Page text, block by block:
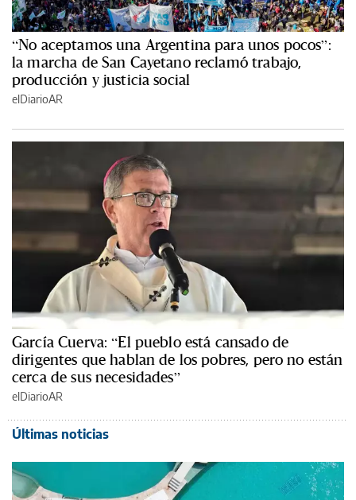
“No aceptamos una Argentina para unos pocos”:
la marcha de San Cayetano reclamó trabajo,
producción y justicia social
elDiarioAR
García Cuerva: “El pueblo está cansado de
dirigentes que hablan de los pobres, pero no están
cerca de sus necesidades”
elDiarioAR
Últimas noticias